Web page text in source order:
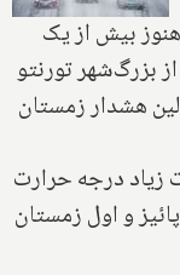
بیش از یک
بزرگ‌شهر تورنتو
هشدار زمستان
زیاد درجه حرارت
و اول زمستان